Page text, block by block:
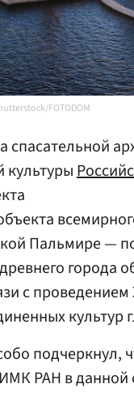
FOTODOM
спасательной
культуры
Пальмире —
с
культур
подчеркнул,
РАН в данной